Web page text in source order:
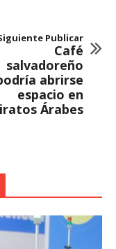
Publicar
Café
salvadoreño
abrirse
espacio en
Árabes